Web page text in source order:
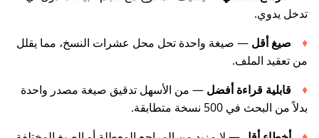
تدخل يدوي.
صيغ أقل — صيغة واحدة تحل محل عشرات النسخ، مما يقلل
من تعقيد الملف.
قابلية قراءة أفضل — من الأسهل تدقيق صيغة مصدر واحدة
بدلاً من البحث في 500 نسخة متطابقة.